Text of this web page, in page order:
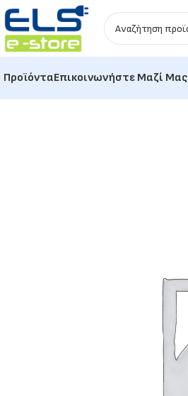
ΠροϊόνταΕπικοινωνήστε Μαζί Μας